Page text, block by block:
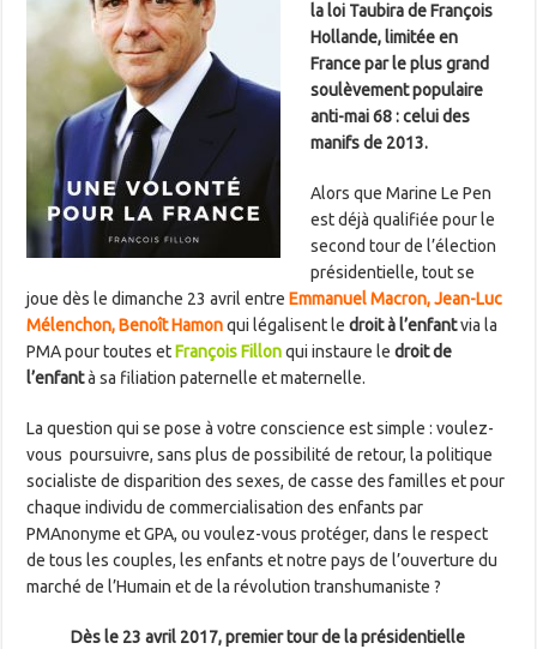
la loi Taubira de François
Hollande, limitée en
France par le plus grand
soulèvement populaire
anti-mai 68 : celui des
manifs de 2013.
Alors que Marine Le Pen
est déjà qualifiée pour le
second tour de l’élection
présidentielle, tout se
joue dès le dimanche 23 avril entreEmmanuel Macron, Jean-Luc
Mélenchon, Benoît Hamon qui légalisent ledroit à l’enfantvia la
PMA pour toutes etFrançois Fillonqui instaure ledroit de
l’enfantà sa filiation paternelle et maternelle.
La question qui se pose à votre conscience est simple : voulez-
vous poursuivre, sans plus de possibilité de retour, la politique
socialiste de disparition des sexes, de casse des familles et pour
chaque individu de commercialisation des enfants par
PMAnonyme et GPA, ou voulez-vous protéger, dans le respect
de tous les couples, les enfants et notre pays de l’ouverture du
marché de l’Humain et de la révolution transhumaniste ?
Dès le 23 avril 2017, premier tour de la présidentielle